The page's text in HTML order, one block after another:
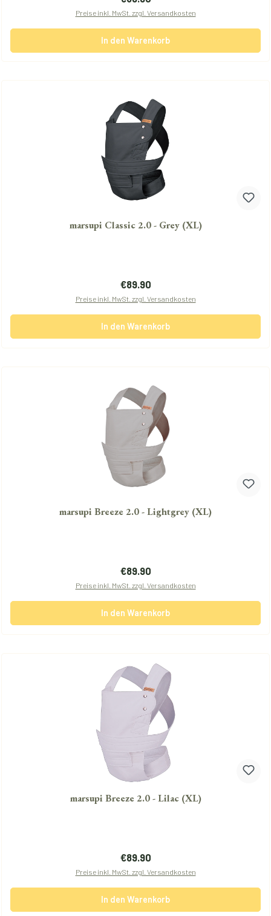
Preise inkl. MwSt. zzgl. Versandkosten
In den Warenkorb
marsupi Classic 2.0 - Grey (XL)
Regulärer Preis:
€89.90
Preise inkl. MwSt. zzgl. Versandkosten
In den Warenkorb
marsupi Breeze 2.0 - Lightgrey (XL)
Regulärer Preis:
€89.90
Preise inkl. MwSt. zzgl. Versandkosten
In den Warenkorb
marsupi Breeze 2.0 - Lilac (XL)
Regulärer Preis:
€89.90
Preise inkl. MwSt. zzgl. Versandkosten
In den Warenkorb